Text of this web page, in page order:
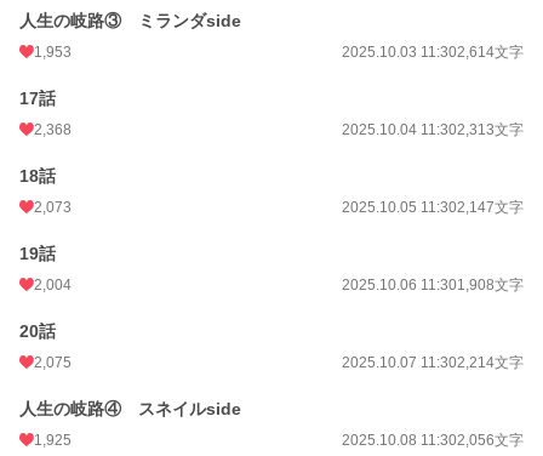
人生の岐路③ ミランダside
1,953 2025.10.03 11:302,614文字
17話
2,368 2025.10.04 11:302,313文字
18話
2,073 2025.10.05 11:302,147文字
19話
2,004 2025.10.06 11:301,908文字
20話
2,075 2025.10.07 11:302,214文字
人生の岐路④ スネイルside
1,925 2025.10.08 11:302,056文字